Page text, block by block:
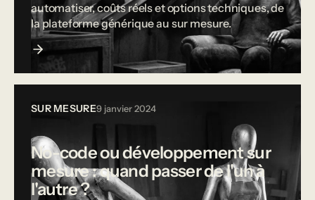
automatiser, coûts réels et options techniques, de
la plateforme générique au sur mesure.
SUR MESURE9 janvier 2024
No-code ou développement sur
mesure : quand passer de l'un à
l'autre ?